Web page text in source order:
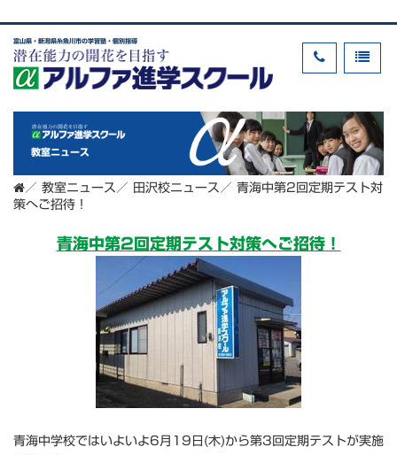
富山県・新潟県糸魚川市の学習塾・個別指導
教室ニュース
／ 教室ニュース ／ 田沢校ニュース ／ 青海中第2回定期テスト対
策へご招待！
青海中第2回定期テスト対策へご招待！
青海中学校ではいよいよ6月19日(木)から第3回定期テストが実施